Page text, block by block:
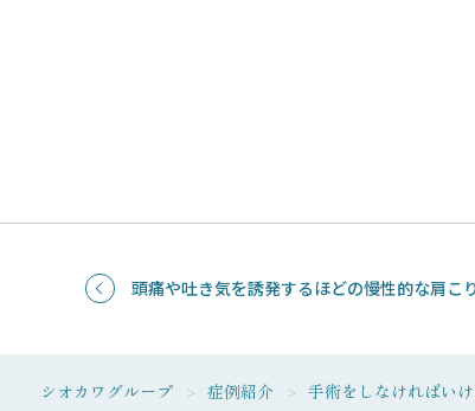
頭痛や吐き気を誘発するほどの慢性的な肩こ
シオカワグループ 症例紹介 手術をしなければい